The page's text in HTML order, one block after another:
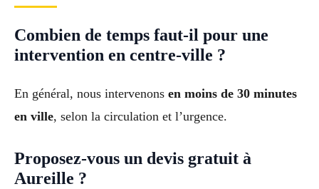
Combien de temps faut-il pour une
intervention en centre-ville ?
En général, nous intervenons en moins de 30 minutes
en ville, selon la circulation et l’urgence.
Proposez-vous un devis gratuit à
Aureille ?